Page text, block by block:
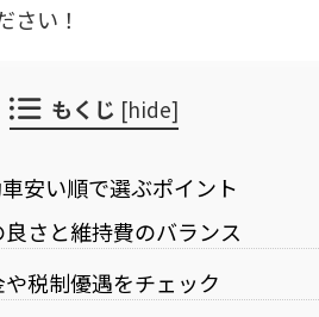
さい！
もくじ [hide]
安い順で選ぶポイント
さと維持費のバランス
税制優遇をチェック